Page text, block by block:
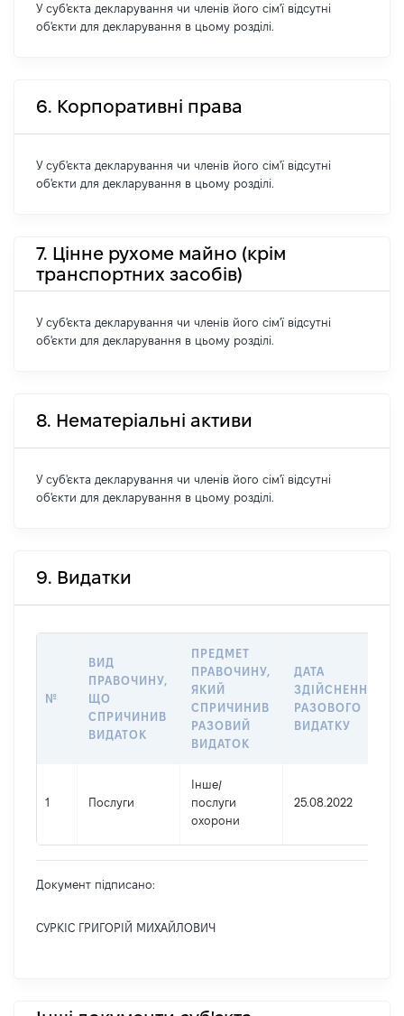
У суб'єкта декларування чи членів його сім'ї відсутні
об'єкти для декларування в цьому розділі.
6. Корпоративні права
У суб'єкта декларування чи членів його сім'ї відсутні
об'єкти для декларування в цьому розділі.
7. Цінне рухоме майно (крім
транспортних засобів)
У суб'єкта декларування чи членів його сім'ї відсутні
об'єкти для декларування в цьому розділі.
8. Нематеріальні активи
У суб'єкта декларування чи членів його сім'ї відсутні
об'єкти для декларування в цьому розділі.
9. Видатки
№
ВИД
ПРАВОЧИНУ,
ЩО
СПРИЧИНИВ
ВИДАТОК
ПРЕДМЕТ
ПРАВОЧИНУ,
ЯКИЙ
СПРИЧИНИВ
РАЗОВИЙ
ВИДАТОК
ДАТА
ЗДІЙСНЕННЯ
РАЗОВОГО
ВИДАТКУ
1 Послуги
Інше/
послуги
охорони
25.08.2022
Документ підписано:
СУРКІС ГРИГОРІЙ МИХАЙЛОВИЧ